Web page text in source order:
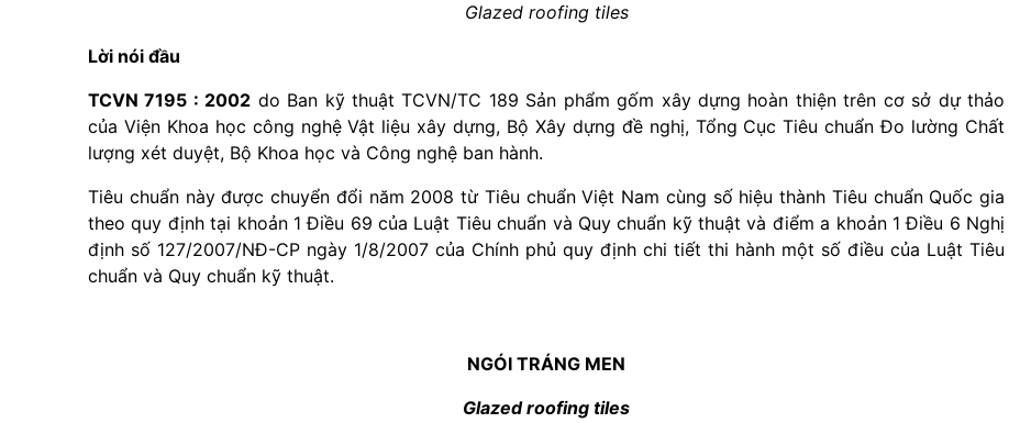
Glazed roofing tiles
Lời nói đầu
TCVN 7195 : 2002 do Ban kỹ thuật TCVN/TC 189 Sản phẩm gốm xây dựng hoàn thiện trên cơ sở dự thảo
của Viện Khoa học công nghệ Vật liệu xây dựng, Bộ Xây dựng đề nghị, Tổng Cục Tiêu chuẩn Đo lường Chất
lượng xét duyệt, Bộ Khoa học và Công nghệ ban hành.
Tiêu chuẩn này được chuyển đổi năm 2008 từ Tiêu chuẩn Việt Nam cùng số hiệu thành Tiêu chuẩn Quốc gia
theo quy định tại khoản 1 Điều 69 của Luật Tiêu chuẩn và Quy chuẩn kỹ thuật và điểm a khoản 1 Điều 6 Nghị
định số 127/2007/NĐ-CP ngày 1/8/2007 của Chính phủ quy định chi tiết thi hành một số điều của Luật Tiêu
chuẩn và Quy chuẩn kỹ thuật.
NGÓI TRÁNG MEN
Glazed roofing tiles